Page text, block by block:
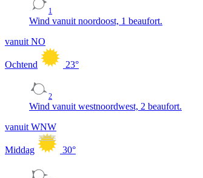
1
Wind vanuit noordoost, 1 beaufort.
vanuit NO
Ochtend 23°
2
Wind vanuit westnoordwest, 2 beaufort.
vanuit WNW
Middag 30°